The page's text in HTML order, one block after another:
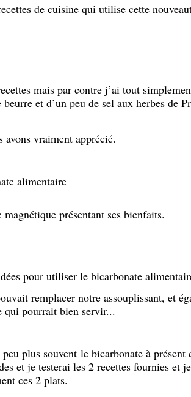
de cuisine qui utilise cette
mais par contre j’ai tout
et d’un peu de sel aux herbes de
vraiment apprécié.
alimentaire
magnétique présentant ses bienfaits.
pour utiliser le bicarbonate
remplacer notre assouplissant, et
pourrait bien servir...
plus souvent le bicarbonate à présent
et je testerai les 2 recettes fournies et
ces 2 plats.